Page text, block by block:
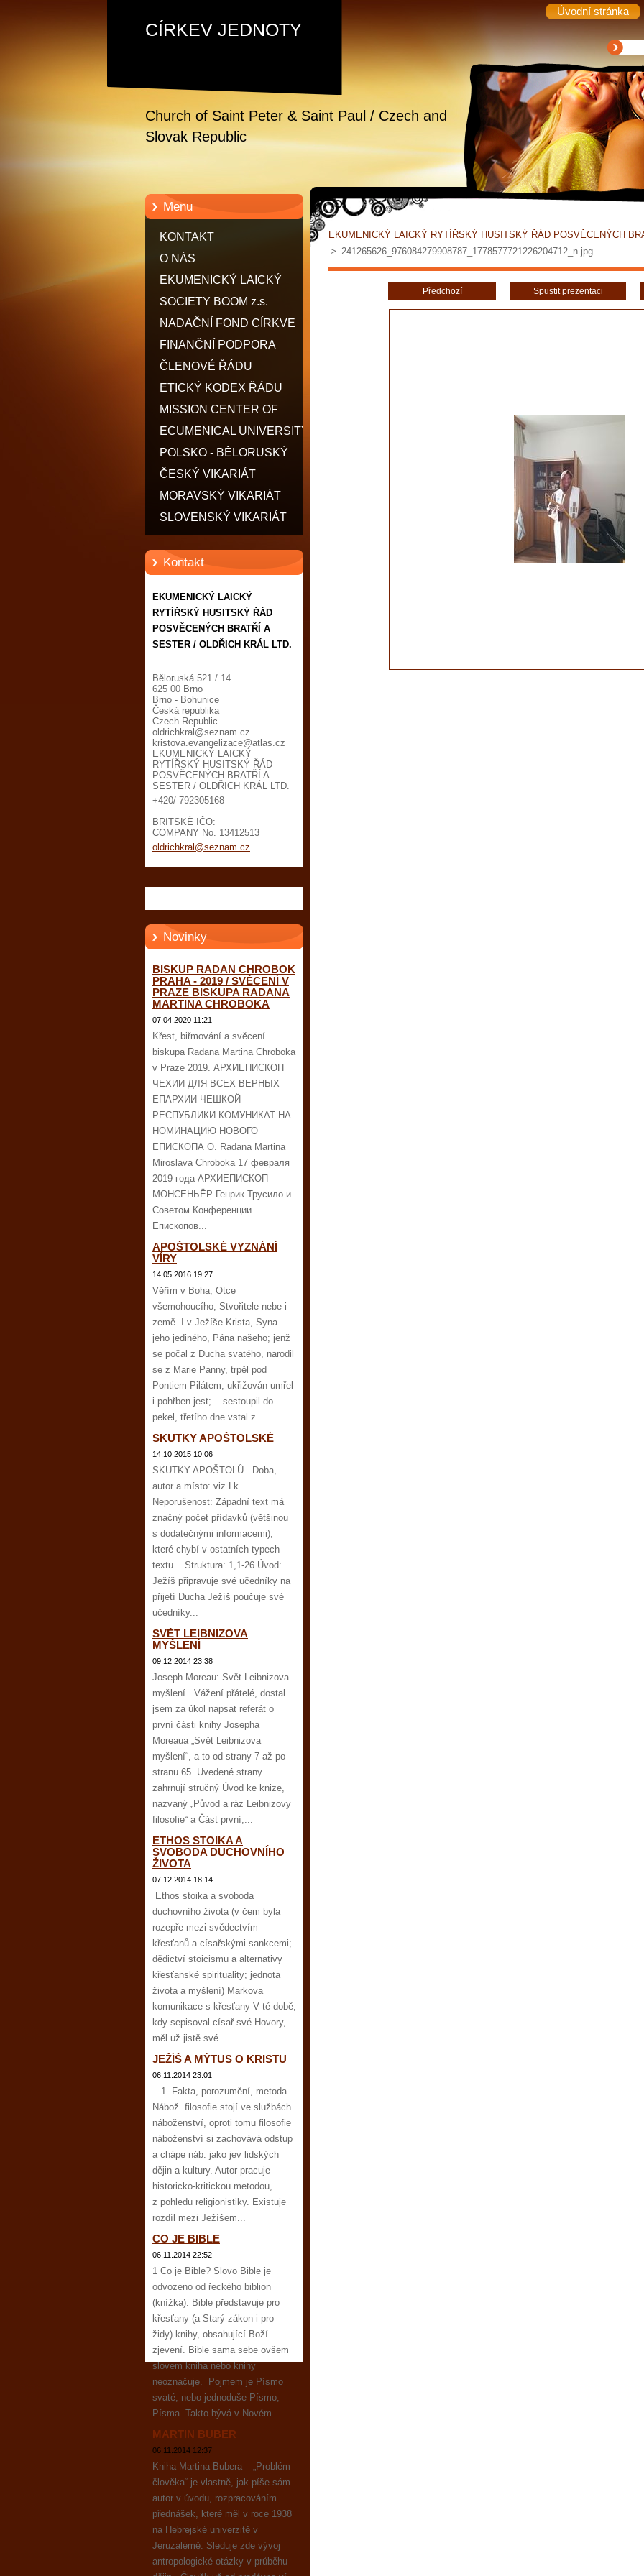
Úvodní stránka
CÍRKEV JEDNOTY
Church of Saint Peter & Saint Paul / Czech and
Slovak Republic
Menu
KONTAKT
O NÁS
EKUMENICKÝ LAICKÝ
RYTÍŘSKÝ HUSITSKÝ ŘÁD
POSVĚCENÝCH BRATŘÍ A
SESTER / OLDŘICH KRÁL
LTD.
SOCIETY BOOM z.s.
NADAČNÍ FOND CÍRKVE
FINANČNÍ PODPORA
ČLENOVÉ ŘÁDU
ETICKÝ KODEX ŘÁDU
MISSION CENTER OF
MOTHER TERESA - CMMT
ECUMENICAL UNIVERSITY
POLSKO - BĚLORUSKÝ
VIKARIÁT
ČESKÝ VIKARIÁT
MORAVSKÝ VIKARIÁT
SLOVENSKÝ VIKARIÁT
Kontakt
EKUMENICKÝ LAICKÝ
RYTÍŘSKÝ HUSITSKÝ ŘÁD
POSVĚCENÝCH BRATŘÍ A
SESTER / OLDŘICH KRÁL LTD.
Běloruská 521 / 14
625 00 Brno
Brno - Bohunice
Česká republika
Czech Republic
oldrichkral@seznam.cz
kristova.evangelizace@atlas.cz
EKUMENICKÝ LAICKÝ
RYTÍŘSKÝ HUSITSKÝ ŘÁD
POSVĚCENÝCH BRATŘÍ A
SESTER / OLDŘICH KRÁL LTD.
+420/ 792305168
BRITSKÉ IČO:
COMPANY No. 13412513
oldrichkral@seznam.cz
Novinky
BISKUP RADAN CHROBOK
PRAHA - 2019 / SVĚCENÍ V
PRAZE BISKUPA RADANA
MARTINA CHROBOKA
07.04.2020 11:21
Křest, biřmování a svěcení
biskupa Radana Martina Chroboka
v Praze 2019. АРХИЕПИСКОП
ЧЕХИИ ДЛЯ ВСЕХ ВЕРНЫХ
ЕПАРХИИ ЧЕШКОЙ
РЕСПУБЛИКИ КОМУНИКАТ НА
НОМИНАЦИЮ НОВОГО
ЕПИСКОПА О. Radana Martina
Miroslava Chroboka 17 февраля
2019 года АРХИЕПИСКОП
МОНСЕНЬЁР Генрик Трусило и
Советом Конференции
Епископов...
APOŠTOLSKÉ VYZNÁNÍ
VÍRY
14.05.2016 19:27
Věřím v Boha, Otce
všemohoucího, Stvořitele nebe i
země. I v Ježíše Krista, Syna
jeho jediného, Pána našeho; jenž
se počal z Ducha svatého, narodil
se z Marie Panny, trpěl pod
Pontiem Pilátem, ukřižován umřel
i pohřben jest; sestoupil do
pekel, třetího dne vstal z...
SKUTKY APOŠTOLSKÉ
14.10.2015 10:06
SKUTKY APOŠTOLŮ Doba,
autor a místo: viz Lk.
Neporušenost: Západní text má
značný počet přídavků (většinou
s dodatečnými informacemi),
které chybí v ostatních typech
textu. Struktura: 1,1-26 Úvod:
Ježíš připravuje své učedníky na
přijetí Ducha Ježíš poučuje své
učedníky...
SVĚT LEIBNIZOVA
MYŠLENÍ
09.12.2014 23:38
Joseph Moreau: Svět Leibnizova
myšlení Vážení přátelé, dostal
jsem za úkol napsat referát o
první části knihy Josepha
Moreaua „Svět Leibnizova
myšlení“, a to od strany 7 až po
stranu 65. Uvedené strany
zahrnují stručný Úvod ke knize,
nazvaný „Původ a ráz Leibnizovy
filosofie“ a Část první,...
ETHOS STOIKA A
SVOBODA DUCHOVNÍHO
ŽIVOTA
07.12.2014 18:14
Ethos stoika a svoboda
duchovního života (v čem byla
rozepře mezi svědectvím
křesťanů a císařskými sankcemi;
dědictví stoicismu a alternativy
křesťanské spirituality; jednota
života a myšlení) Markova
komunikace s křesťany V té době,
kdy sepisoval císař své Hovory,
měl už jistě své...
JEŽÍŠ A MÝTUS O KRISTU
06.11.2014 23:01
1. Fakta, porozumění, metoda
Nábož. filosofie stojí ve službách
náboženství, oproti tomu filosofie
náboženství si zachovává odstup
a chápe náb. jako jev lidských
dějin a kultury. Autor pracuje
historicko-kritickou metodou,
z pohledu religionistiky. Existuje
rozdíl mezi Ježíšem...
CO JE BIBLE
06.11.2014 22:52
1 Co je Bible? Slovo Bible je
odvozeno od řeckého biblion
(knížka). Bible představuje pro
křesťany (a Starý zákon i pro
židy) knihy, obsahující Boží
zjevení. Bible sama sebe ovšem
slovem kniha nebo knihy
neoznačuje. Pojmem je Písmo
svaté, nebo jednoduše Písmo,
Písma. Takto bývá v Novém...
MARTIN BUBER
06.11.2014 12:37
Kniha Martina Bubera – „Problém
člověka“ je vlastně, jak píše sám
autor v úvodu, rozpracováním
přednášek, které měl v roce 1938
na Hebrejské univerzitě v
Jeruzalémě. Sleduje zde vývoj
antropologické otázky v průběhu
EKUMENICKÝ LAICKÝ RYTÍŘSKÝ HUSITSKÝ ŘÁD POSVĚCENÝCH
> 241265626_976084279908787_1778577721226204712_n.jpg
Předchozí Spustit prezentaci